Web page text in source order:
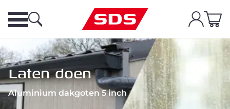
Laten doen
Aluminium dakgoten 5 inch